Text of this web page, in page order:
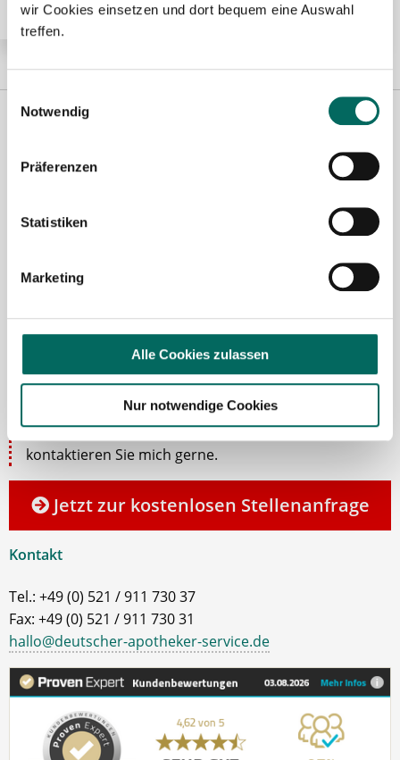
wir Cookies einsetzen und dort bequem eine Auswahl
treffen.
Einwilligungsauswahl
Notwendig
Präferenzen
Statistiken
Marketing
Alle Cookies zulassen
Nur notwendige Cookies
neuen Stelle als Apotheker (m|w|d), PKA oder PTA.
Sie haben Fragen zu unseren Stellenanzeigen oder
dem Ablauf, nachdem Sie eine kostenlose
Stellenanfrage abgesendet haben? Dann
kontaktieren Sie mich gerne.
Jetzt zur kostenlosen Stellenanfrage
Kontakt
Tel.: +49 (0) 521 / 911 730 37
Fax: +49 (0) 521 / 911 730 31
hallo@deutscher-apotheker-service.de